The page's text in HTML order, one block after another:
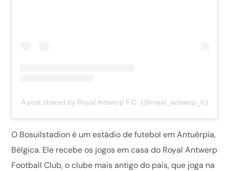
A post shared by Royal Antwerp F.C. (@royal_antwerp_fc)
O Bosuilstadion é um estádio de futebol em Antuérpia,
Bélgica. Ele recebe os jogos em casa do Royal Antwerp
Football Club, o clube mais antigo do país, que joga na